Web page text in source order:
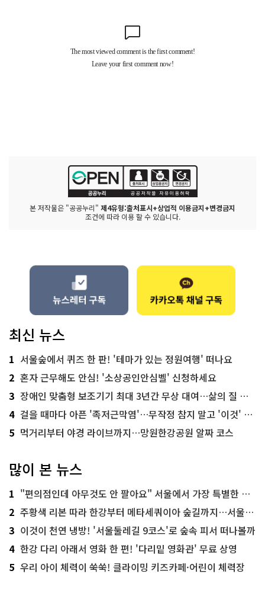
본 저작물은 "공공누리" 제4유형:출처표시+상업적 이용금지+변경금지
조건에 따라 이용 할 수 있습니다.
최신 뉴스
1 서울숲에서 퀴즈 한 판! '테마가 있는 정원여행' 떠나요
2 혼자 근무해도 안심! '소상공인안심벨' 신청하세요
3 장애인 맞춤형 보조기기 최대 3년간 무상 대여…삶의 질 높인다
4 걸을 때마다 아픈 '족저근막염'…무작정 참지 말고 '이것' 해보세요!
5 먹거리부터 야경 라이브까지…망원한강공원 알짜 코스
많이 본 뉴스
1 "편의점인데 아무것도 안 팔아요" 서울에서 가장 특별한 편의점의 정체
2 주황색 리본 따라 한강부터 메타세쿼이아 숲길까지…서울둘레길 15코스
3 이것이 천연 냉방! '서울둘레길 9코스'로 숲속 피서 떠나볼까
4 한강 다리 아래서 영화 한 편! '다리밑 영화관' 무료 상영
5 우리 아이 체력이 쑥쑥! 클라이밍 키즈카페·어린이 체력장